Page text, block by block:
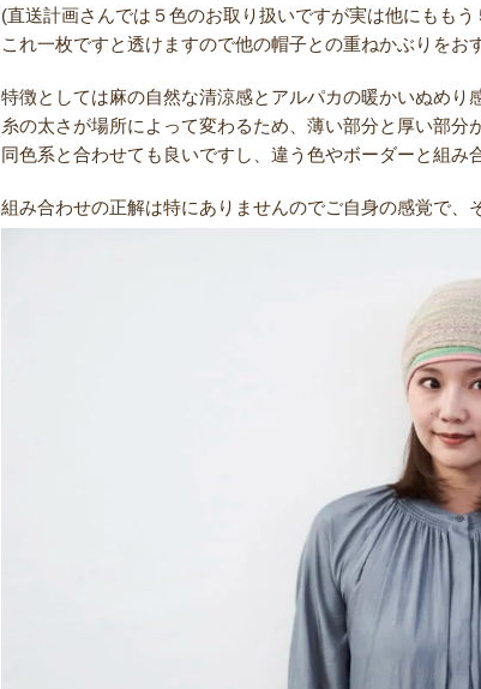
(直送計画さんでは５色のお取り扱いですが実は他にももう
これ一枚ですと透けますので他の帽子との重ねかぶりをお
特徴としては麻の自然な清涼感とアルパカの暖かいぬめり
糸の太さが場所によって変わるため、薄い部分と厚い部分
同色系と合わせても良いですし、違う色やボーダーと組み
組み合わせの正解は特にありませんのでご自身の感覚で、